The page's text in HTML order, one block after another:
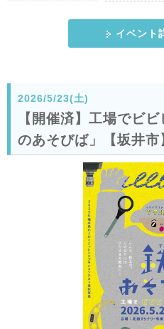
イベント
2026/5/23(土)
【開催済】工場でビ
のあそびば」【坂井市